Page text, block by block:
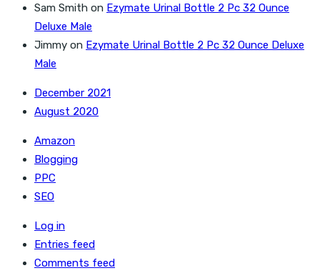
Sam Smith on Ezymate Urinal Bottle 2 Pc 32 Ounce
Deluxe Male
Jimmy on Ezymate Urinal Bottle 2 Pc 32 Ounce Deluxe
Male
December 2021
August 2020
Amazon
Blogging
PPC
SEO
Log in
Entries feed
Comments feed